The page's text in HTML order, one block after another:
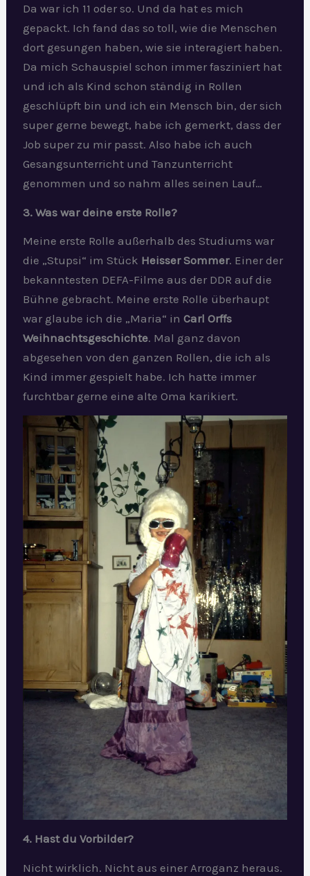
Da war ich 11 oder so. Und da hat es mich
gepackt. Ich fand das so toll, wie die Menschen
dort gesungen haben, wie sie interagiert haben.
Da mich Schauspiel schon immer fasziniert hat
und ich als Kind schon ständig in Rollen
geschlüpft bin und ich ein Mensch bin, der sich
super gerne bewegt, habe ich gemerkt, dass der
Job super zu mir passt. Also habe ich auch
Gesangsunterricht und Tanzunterricht
genommen und so nahm alles seinen Lauf…
3. Was war deine erste Rolle?
Meine erste Rolle außerhalb des Studiums war
die „Stupsi“ im Stück Heisser Sommer. Einer der
bekanntesten DEFA-Filme aus der DDR auf die
Bühne gebracht. Meine erste Rolle überhaupt
war glaube ich die „Maria“ in Carl Orffs
Weihnachtsgeschichte. Mal ganz davon
abgesehen von den ganzen Rollen, die ich als
Kind immer gespielt habe. Ich hatte immer
furchtbar gerne eine alte Oma karikiert.
4. Hast du Vorbilder?
Nicht wirklich. Nicht aus einer Arroganz heraus.